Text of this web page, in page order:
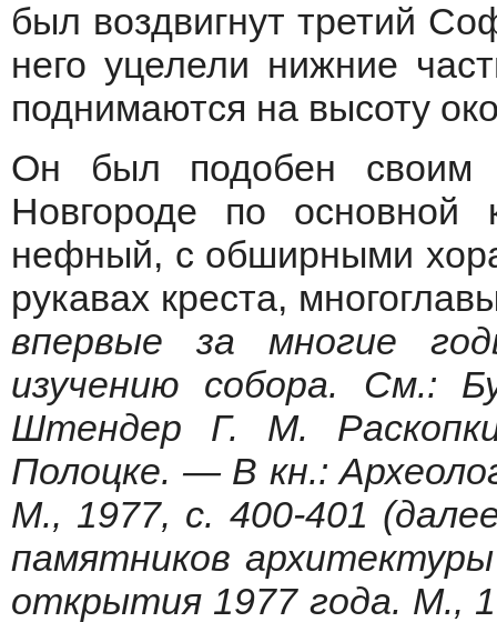
был воздвигнут третий
него уцелели нижние
поднимаются на высоту
Он был подобен своим
Новгороде по
нефный, с обширными
рукавах креста,
впервые за многие
изучению собора. См.:
Штендер Г. М.
Полоцке. — В кн.:
М., 1977, с. 400-401
памятников
открытия 1977 года. М.,